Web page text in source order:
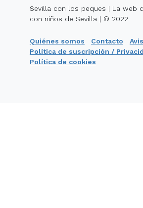
Sevilla con los peques | La web
con niños de Sevilla | © 2022
Quiénes somos Contacto
Política de suscripción /
Política de cookies